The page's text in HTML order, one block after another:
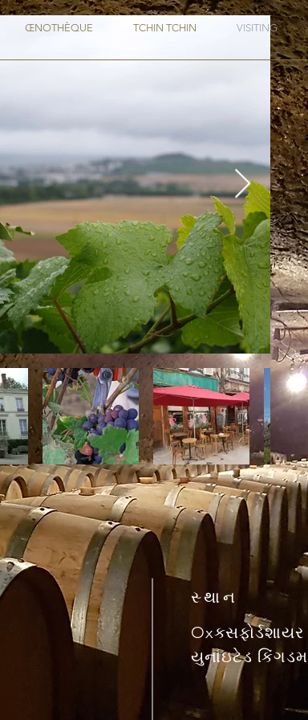
ŒNOTHÈQUE TCHIN TCHIN VISITING
સ્થાન
Oxક્સફોર્ડશાયર
યુનાઇટેડ કિંગડમ